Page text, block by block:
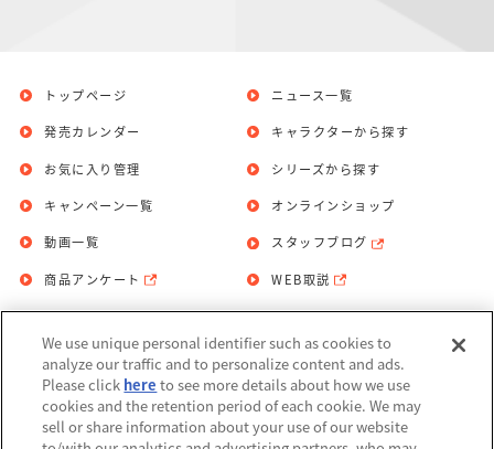
トップページ
発売カレンダー
お気に入り管理
ニュース一覧
キャラクターから探す
シリーズから探す
キャンペーン一覧
動画一覧
商品アンケート
オンラインショップ
スタッフブログ
WEB取説
お問い合わせ 個人情報保護方針
利用規約
Do Not Sell or Share My Personal
We use unique personal identifier such as cookies to
analyze our traffic and to personalize content and ads.
Please click here to see more details about how we use
cookies and the retention period of each cookie. We may
sell or share information about your use of our website